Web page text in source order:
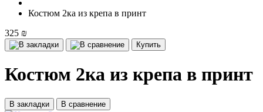
Костюм 2ка из крепа в принт
325 ₪
Купить
Костюм 2ка из крепа в принт
В закладки В сравнение